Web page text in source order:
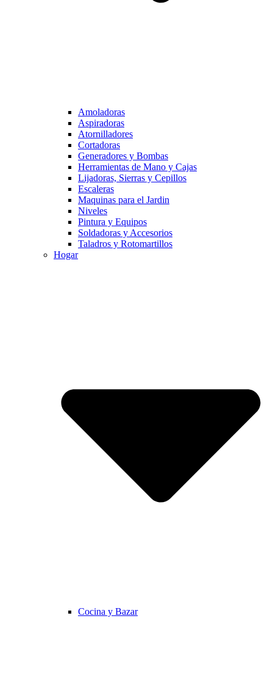
Amoladoras
Aspiradoras
Atornilladores
Cortadoras
Generadores y Bombas
Herramientas de Mano y Cajas
Lijadoras, Sierras y Cepillos
Escaleras
Maquinas para el Jardin
Niveles
Pintura y Equipos
Soldadoras y Accesorios
Taladros y Rotomartillos
Hogar
Cocina y Bazar